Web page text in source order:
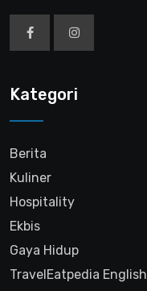
Kategori
Berita
Kuliner
Hospitality
Ekbis
Gaya Hidup
TravelEatpedia English